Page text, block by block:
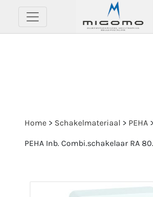
Home > Schakelmateriaal > PEHA >
PEHA Inb. Combi.schakelaar RA